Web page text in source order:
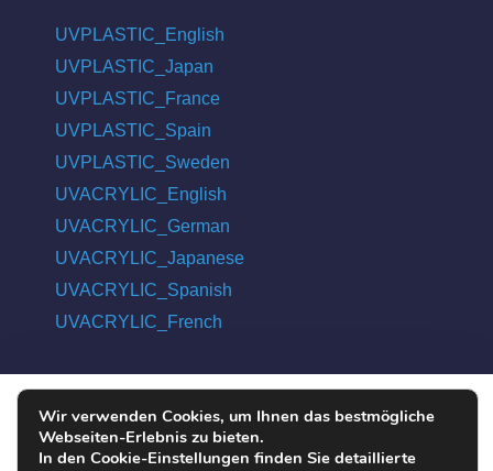
UVPLASTIC_English
UVPLASTIC_Japan
UVPLASTIC_France
UVPLASTIC_Spain
UVPLASTIC_Sweden
UVACRYLIC_English
UVACRYLIC_German
UVACRYLIC_Japanese
UVACRYLIC_Spanish
UVACRYLIC_French
COPYRIGHT © 2004 - 2026 UVPLASTIC MATERIAL TECHNOLOGY
CO., LTD. ALL RIGHTS RESERVED
Wir verwenden Cookies, um Ihnen das bestmögliche
Webseiten-Erlebnis zu bieten.
In den Cookie-Einstellungen finden Sie detaillierte